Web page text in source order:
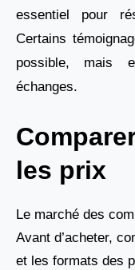
essentiel pour
Certains
possible, mais
échanges.
les prix
Le marché des
Avant d’acheter,
et les formats des